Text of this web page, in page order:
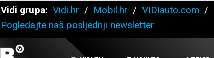
Vidi grupa: Vidi.hr / Mobil.hr / VIDIauto.com /
Pogledajte naš posljednji newsletter